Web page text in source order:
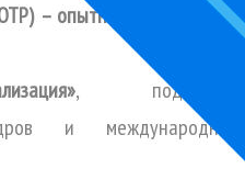
– опытное производство
, подготовки
и международного